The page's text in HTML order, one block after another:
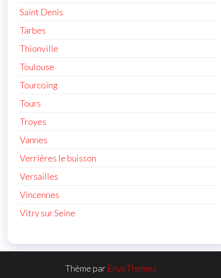
Saint Denis
Tarbes
Thionville
Toulouse
Tourcoing
Tours
Troyes
Vannes
Verrières le buisson
Versailles
Vincennes
Vitry sur Seine
Thème par EnvoThemes